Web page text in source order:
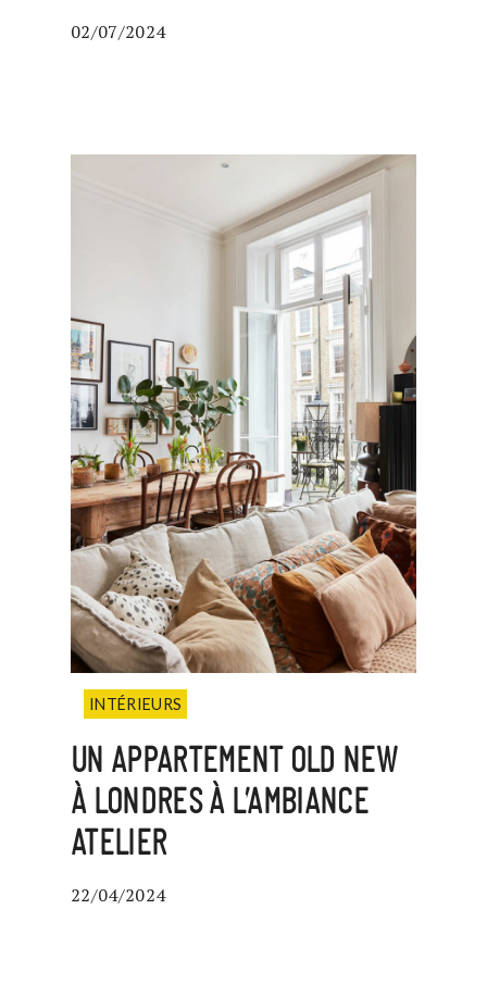
02/07/2024
INTÉRIEURS
UN APPARTEMENT OLD NEW
À LONDRES À L’AMBIANCE
ATELIER
22/04/2024